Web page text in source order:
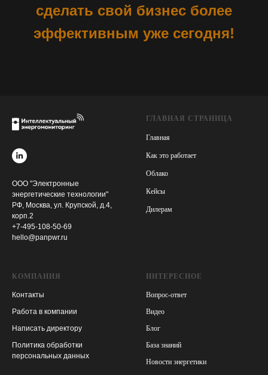
сделать свой бизнес более
эффективным уже сегодня!
ООО "Электронные
энергетические технологии"
РФ, Москва, ул. Крупской, д.4,
корп.2
+7-495-108-50-69
hello@panpwr.ru
ГЛАВНАЯ СТРАНИЦА
Главная
Как это работает
Облако
Кейсы
Дилерам
КОМПАНИЯ
Контакты
Работа в компании
Написать директору
Политика обработки
персональных данных
ИНТЕРЕСНОЕ
Вопрос-ответ
Видео
Блог
База знаний
Новости энергетики